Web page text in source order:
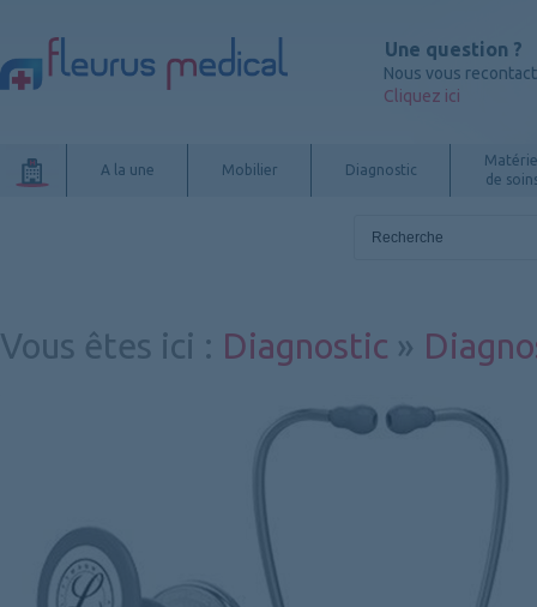
Une question ?
Nous vous
Cliquez ici
A la une Mobilier Diagnostic
de
Vous êtes ici : Diagnostic »